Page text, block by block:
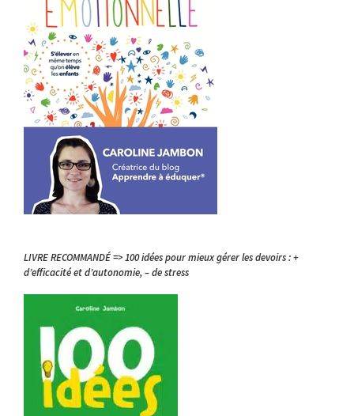
LIVRE RECOMMANDÉ => 100 idées pour mieux gérer les devoirs : +
d’efficacité et d’autonomie, – de stress